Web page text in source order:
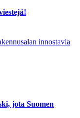
innostavia
jota Suomen